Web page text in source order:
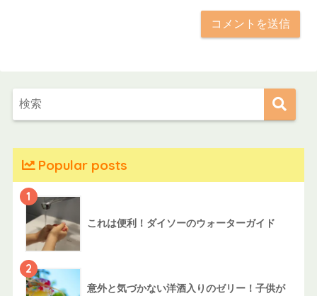
Popular posts
1
これは便利！ダイソーのウォーターガイド
2
意外と気づかない洋酒入りのゼリー！子供が